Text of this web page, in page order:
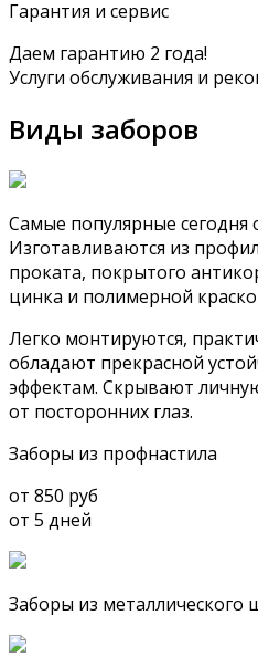
Гарантия и сервис
Даем гарантию 2 года!
Услуги обслуживания и
Виды заборов
Самые популярные сегодня
Изготавливаются из
проката, покрытого
цинка и полимерной
Легко монтируются,
обладают прекрасной
эффектам. Скрывают
от посторонних глаз.
Заборы из профнастила
от 850 руб
от 5 дней
Заборы из металлического